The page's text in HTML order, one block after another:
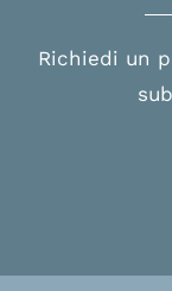
Richiedi un